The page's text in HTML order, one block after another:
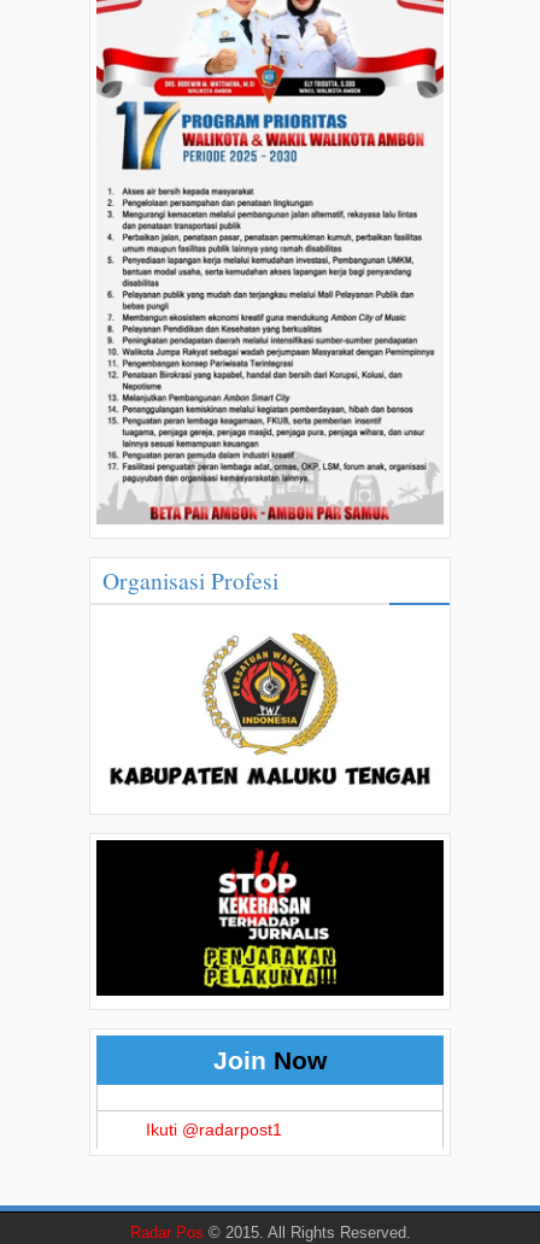
Organisasi Profesi
Join Now
Ikuti @radarpost1
Radar Pos © 2015. All Rights Reserved.